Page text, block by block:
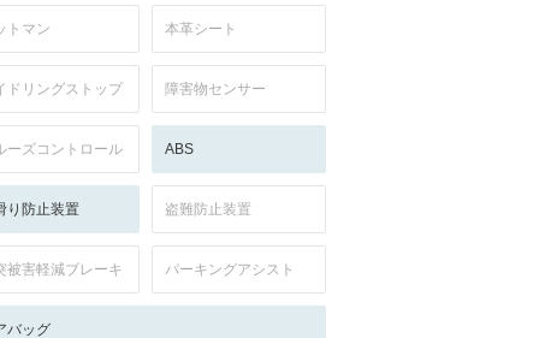
トマン 本革シート
ドリングストップ 障害物センサー
ーズコントロール ABS
り防止装置 盗難防止装置
被害軽減ブレーキ パーキングアシスト
バッグ